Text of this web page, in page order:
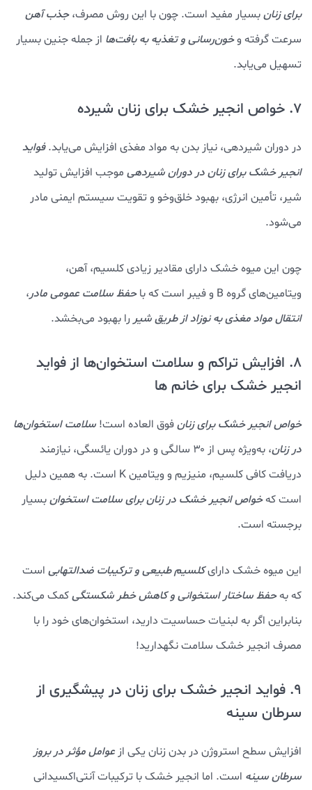
برای زنانبسیار مفید است. چون با این روش مصرف،جذب آهن
سرعت گرفته وخون‌رسانی و تغذیه به بافت‌ها از جمله جنین بسیار
تسهیل می‌یابد.
7. خواص انجیر خشک برای زنان شیرده
در دوران شیردهی، نیاز بدن به مواد مغذی افزایش می‌یابد.فواید
انجیر خشک برای زنان در دوران شیردهی موجب افزایش تولید
شیر، تأمین انرژی، بهبود خلق‌وخو و تقویت سیستم ایمنی مادر
می‌شود.
چون این میوه خشک دارای مقادیر زیادی کلسیم، آهن،
ویتامین‌های گروه B و فیبر است که با
حفظ سلامت عمومی مادر،
انتقال مواد مغذی به نوزاد از طریق شیر را بهبود می‌بخشد.
8. افزایش تراکم و سلامت استخوان‌ها از فواید
انجیر خشک برای خانم ها
خواص انجیر خشک برای زنانفوق العاده است! سلامت استخوان‌ها
در زنان
، به‌ویژه پس از ۳۰ سالگی و در دوران یائسگی، نیازمند
دریافت کافی کلسیم، منیزیم و ویتامین K است. به همین دلیل
است کهخواص انجیر خشک در زنان برای سلامت استخوانبسیار
برجسته است.
این میوه خشک دارایکلسیم طبیعی و ترکیبات ضدالتهابی است
که بهحفظ ساختار استخوانی و کاهش خطر شکستگیکمک می‌کند.
بنابراین اگر به لبنیات حساسیت دارید، استخوان‌های خود را با
مصرف انجیر خشک سلامت نگهدارید!
9. فواید انجیر خشک برای زنان در پیشگیری از
سرطان سینه
افزایش سطح استروژن در بدن زنان یکی از عوامل مؤثر در بروز
سرطان سینه است. اما انجیر خشک با ترکیبات آنتی‌اکسیدانی